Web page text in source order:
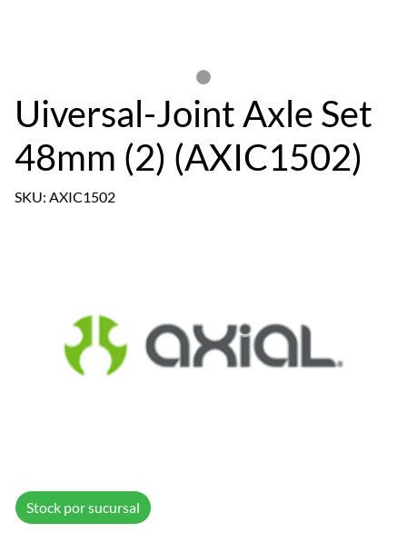
Uiversal-Joint Axle Set
48mm (2) (AXIC1502)
SKU: AXIC1502
Stock por sucursal